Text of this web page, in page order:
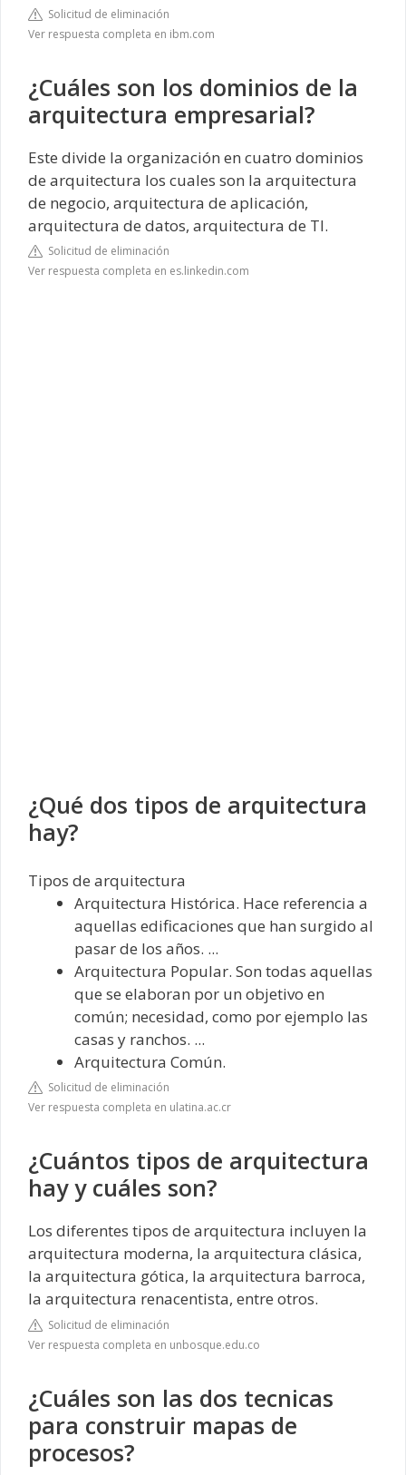
Solicitud de eliminación
Ver respuesta completa en ibm.com
¿Cuáles son los dominios de la
arquitectura empresarial?
Este divide la organización en cuatro dominios
de arquitectura los cuales son la arquitectura
de negocio, arquitectura de aplicación,
arquitectura de datos, arquitectura de TI.
Solicitud de eliminación
Ver respuesta completa en es.linkedin.com
¿Qué dos tipos de arquitectura
hay?
Tipos de arquitectura
Arquitectura Histórica. Hace referencia a
aquellas edificaciones que han surgido al
pasar de los años. ...
Arquitectura Popular. Son todas aquellas
que se elaboran por un objetivo en
común; necesidad, como por ejemplo las
casas y ranchos. ...
Arquitectura Común.
Solicitud de eliminación
Ver respuesta completa en ulatina.ac.cr
¿Cuántos tipos de arquitectura
hay y cuáles son?
Los diferentes tipos de arquitectura incluyen la
arquitectura moderna, la arquitectura clásica,
la arquitectura gótica, la arquitectura barroca,
la arquitectura renacentista, entre otros.
Solicitud de eliminación
Ver respuesta completa en unbosque.edu.co
¿Cuáles son las dos tecnicas
para construir mapas de
procesos?